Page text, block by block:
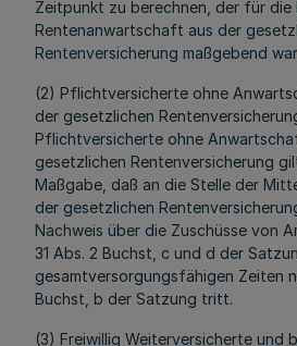
Zeitpunkt zu berechnen, der für die
Rentenanwartschaft aus der
Rentenversicherung maßgebend
(2) Pflichtversicherte ohne
der gesetzlichen
Pflichtversicherte ohne
gesetzlichen Rentenversicherung
Maßgabe, daß an die Stelle der
der gesetzlichen
Nachweis über die Zuschüsse von
31 Abs. 2 Buchst, c und d der
gesamtversorgungsfähigen Zeiten
Buchst, b der Satzung tritt.
(3) Freiwillig Weiterversicherte und